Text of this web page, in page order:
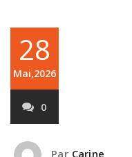
28
Mai,2026
0
Par Carine